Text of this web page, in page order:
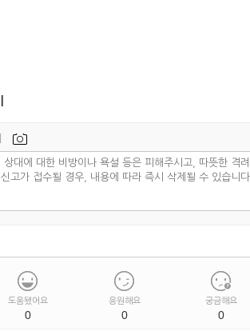
도움됐어요
0
응원해요
0
궁금해요
0